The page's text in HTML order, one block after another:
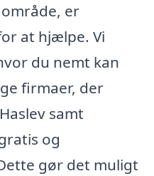
er
at hjælpe. Vi
du nemt kan
firmaer, der
samt
og
gør det muligt